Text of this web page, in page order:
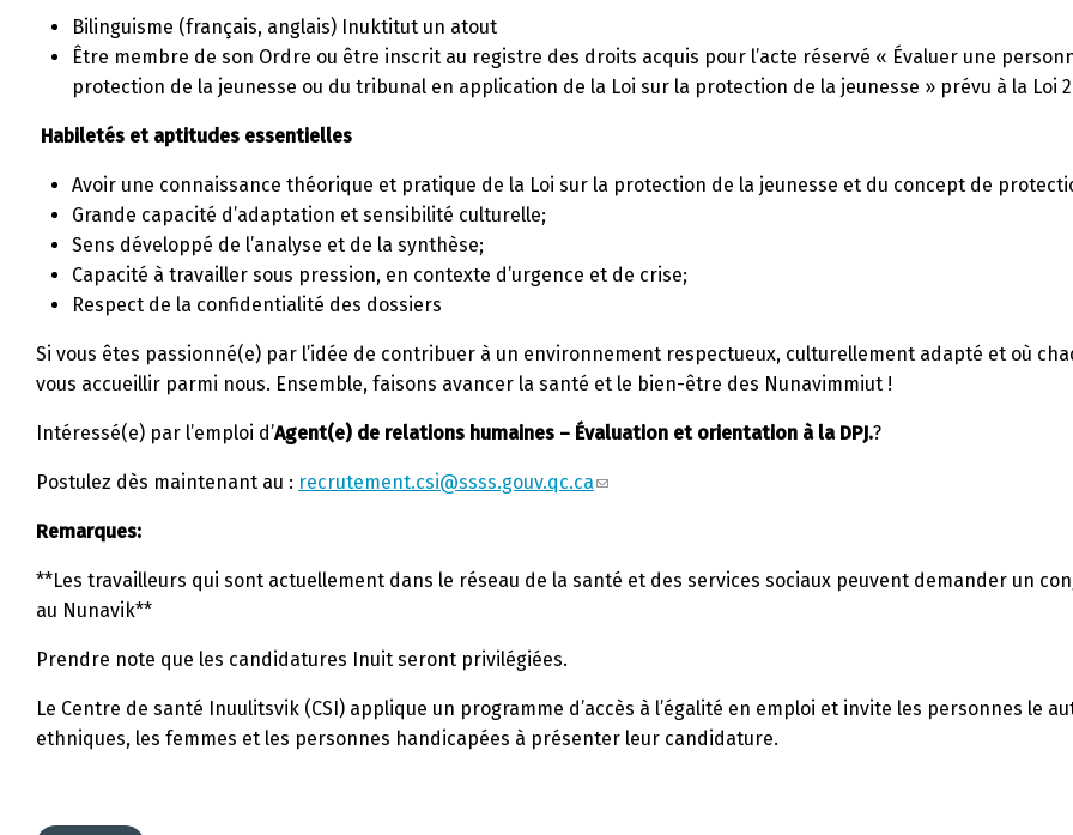
Bilinguisme (français, anglais) Inuktitut un atout
Être membre de son Ordre ou être inscrit au registre des droits acquis pour l’acte réservé « Évaluer une
protection de la jeunesse ou du tribunal en application de la Loi sur la protection de la jeunesse » prévu à la Loi
Habiletés et aptitudes essentielles
Avoir une connaissance théorique et pratique de la Loi sur la protection de la jeunesse et du concept de
Grande capacité d’adaptation et sensibilité culturelle;
Sens développé de l’analyse et de la synthèse;
Capacité à travailler sous pression, en contexte d’urgence et de crise;
Respect de la confidentialité des dossiers
Si vous êtes passionné(e) par l’idée de contribuer à un environnement respectueux, culturellement adapté et où
vous accueillir parmi nous. Ensemble, faisons avancer la santé et le bien-être des Nunavimmiut !
Intéressé(e) par l’emploi d’Agent(e) de relations humaines – Évaluation et orientation à la DPJ.?
Postulez dès maintenant au : recrutement.csi@ssss.gouv.qc.ca
Remarques:
**Les travailleurs qui sont actuellement dans le réseau de la santé et des services sociaux peuvent demander un
au Nunavik**
Prendre note que les candidatures Inuit seront privilégiées.
Le Centre de santé Inuulitsvik (CSI) applique un programme d’accès à l’égalité en emploi et invite les personnes le
ethniques, les femmes et les personnes handicapées à présenter leur candidature.